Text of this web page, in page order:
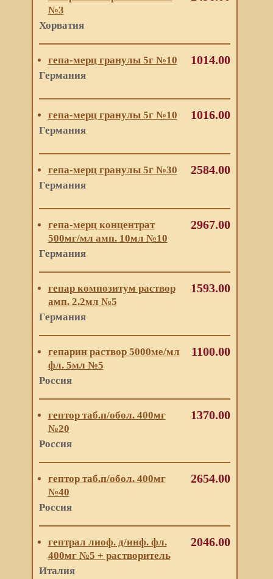
№3
Хорватия
гепа-мерц гранулы 5г №10
Германия
1014.00
гепа-мерц гранулы 5г №10
Германия
1016.00
гепа-мерц гранулы 5г №30
Германия
2584.00
гепа-мерц концентрат
500мг/мл амп. 10мл №10
Германия
2967.00
гепар композитум раствор
амп. 2.2мл №5
Германия
1593.00
гепарин раствор 5000ме/мл
фл. 5мл №5
Россия
1100.00
гептор таб.п/обол. 400мг
№20
Россия
1370.00
гептор таб.п/обол. 400мг
№40
Россия
2654.00
гептрал лиоф. д/инф. фл.
400мг №5 + растворитель
Италия
2046.00